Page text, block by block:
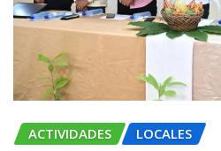
ACTIVIDADES LOCALES